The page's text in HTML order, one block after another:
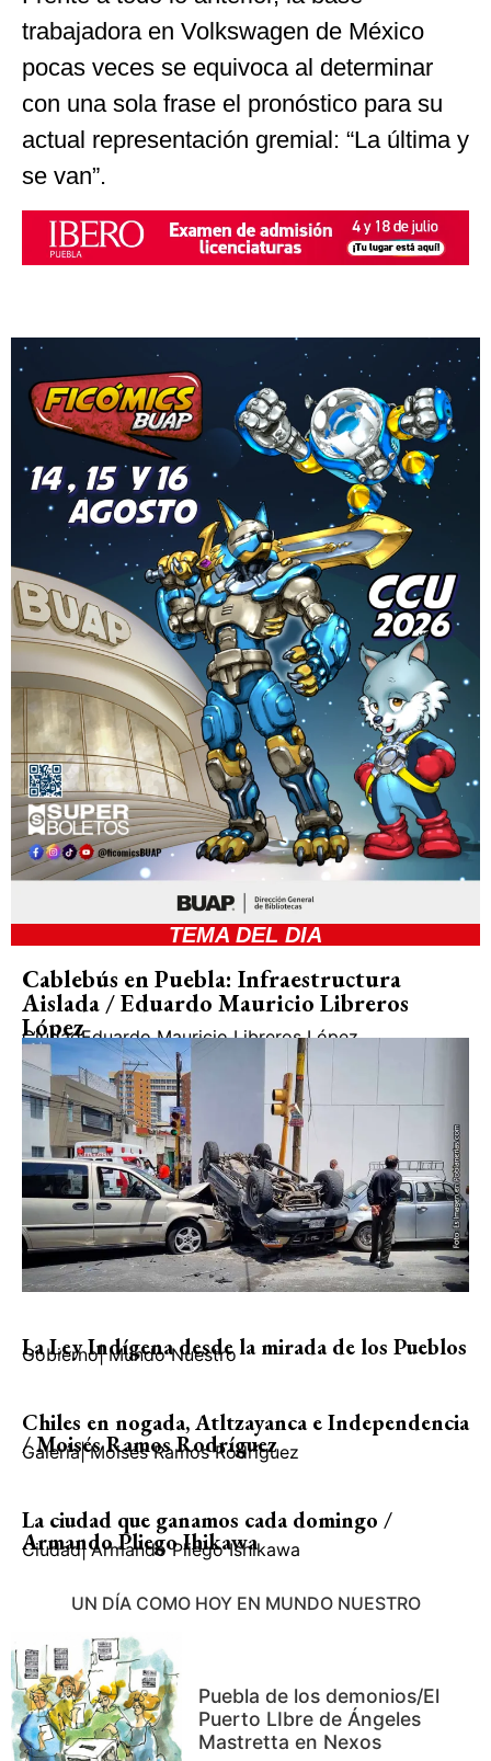
trabajadora en Volkswagen de México
pocas veces se equivoca al determinar
con una sola frase el pronóstico para su
actual representación gremial: “La última y
se van”.
TEMA DEL DIA
Cablebús en Puebla: Infraestructura
Aislada / Eduardo Mauricio Libreros
López
CiudadEduardo Mauricio Libreros López
La Ley Indígena desde la mirada de los Pueblos
Gobierno| Mundo Nuestro
Chiles en nogada, Atltzayanca e Independencia
/ Moisés Ramos Rodríguez
Galería| Moisés Ramos Rodríguez
La ciudad que ganamos cada domingo /
Armando Pliego Ihikawa
Ciudad| Armando Pliego Ishikawa
UN DÍA COMO HOY EN MUNDO NUESTRO
Puebla de los demonios/El
Puerto LIbre de Ángeles
Mastretta en Nexos